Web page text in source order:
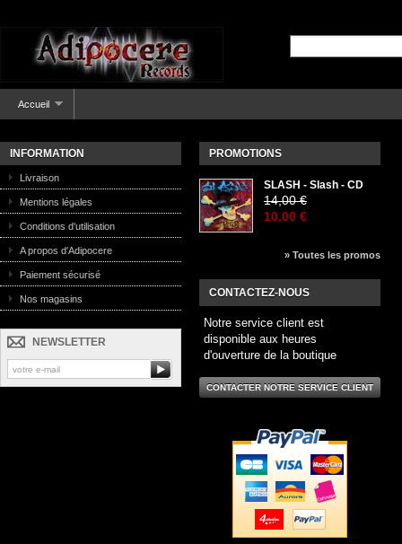
Accueil
INFORMATION
Livraison
Mentions légales
Conditions d'utilisation
A propos d'Adipocere
Paiement sécurisé
Nos magasins
NEWSLETTER
PROMOTIONS
SLASH - Slash - CD
14,00 €
10,00 €
» Toutes les promos
CONTACTEZ-NOUS
Notre service client est
disponible aux heures
d'ouverture de la boutique
CONTACTER NOTRE SERVICE CLIENT